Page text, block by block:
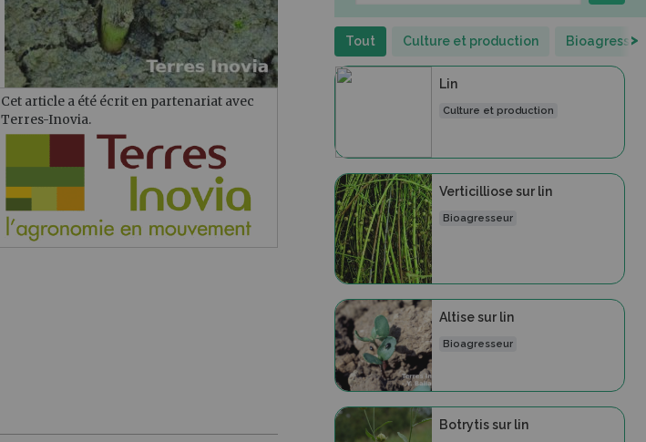
Cet article a été écrit en partenariat avec
Terres-Inovia.
Tout Culture et production >
Lin
Culture et production
Verticilliose sur lin
Bioagresseur
Altise sur lin
Bioagresseur
Botrytis sur lin